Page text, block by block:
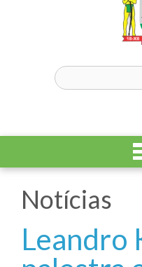
Notícias
Leandro